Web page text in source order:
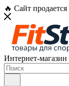
🔥 Сайт продается
Интернет-магазин